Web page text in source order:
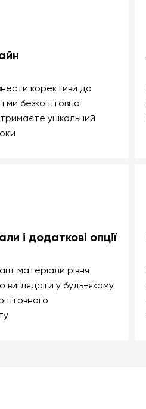
корективи до
ми безкоштовно
унікальний
і додаткові опції
матеріали рівня
виглядати у будь-якому